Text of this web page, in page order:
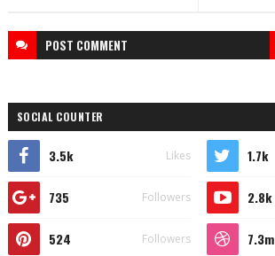
POST COMMENT
SOCIAL COUNTER
3.5k Likes 1.7k
735 Followers 2.8k
524 Followers 7.3m